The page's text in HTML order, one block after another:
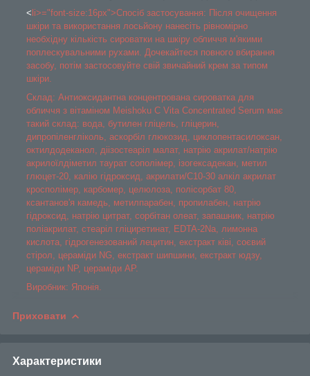
< li>="font-size:16px">Спосіб застосування: Після очищення
шкіри та використання лосьйону нанесіть рівномірно
необхідну кількість сироватки на шкіру обличчя м'якими
поплескувальними рухами. Дочекайтеся повного вбирання
засобу, потім застосовуйте свій звичайний крем за типом
шкіри.
Склад: Антиоксидантна концентрована сироватка для
обличчя з вітаміном Meishoku C Vita Concentrated Serum має
такий склад: вода, бутилен гліцель, гліцерин,
дипропіленгліколь, аскорбіл глюкозид, циклопентасилоксан,
октилдодеканол, діізостеаріл малат, натрію акрилат/натрію
акрилоїлдіметил таурат сополімер, ізогексадекан, метил
глюцет-20, калію гідроксид, акрилати/C10-30 алкіл акрилат
кросполімер, карбомер, целюлоза, полісорбат 80,
ксантанов'я камедь, метилпарабен, пропилабен, натрію
гідроксид, натрію цитрат, сорбітан олеат, запашник, натрію
поліакрилат, стеаріл гліциретинат, EDTA-2Na, лимонна
кислота, гідрогенезований лецитин, екстракт ківі, соєвий
стірол, цераміди NG, екстракт шипшини, екстракт юдзу,
цераміди NP, цераміди AP.
Виробник: Японія.
Приховати
Характеристики